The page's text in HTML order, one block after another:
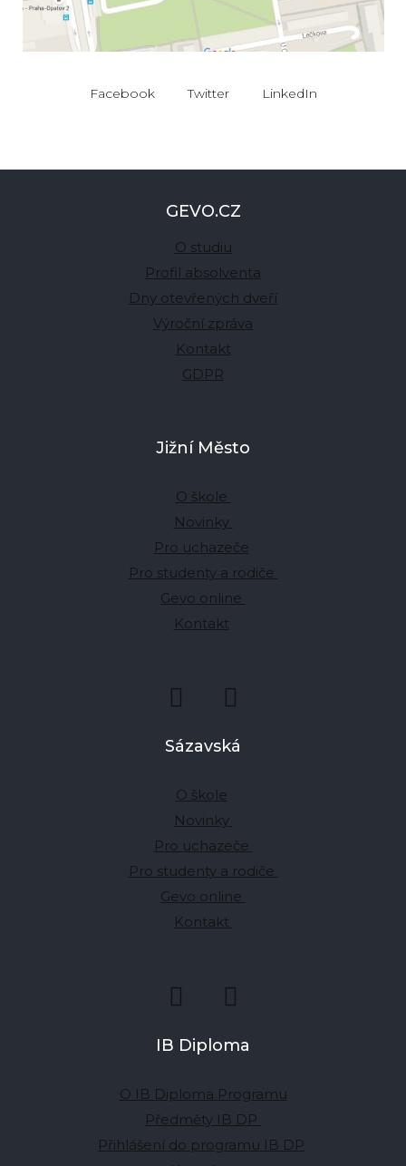
Facebook Twitter LinkedIn
GEVO.CZ
O studiu
Profil absolventa
Dny otevřených dveří
Výroční zpráva
Kontakt
GDPR
Jižní Město
O škole
Novinky
Pro uchazeče
Pro studenty a rodiče
Gevo online
Kontakt
Sázavská
O škole
Novinky
Pro uchazeče
Pro studenty a rodiče
Gevo online
Kontakt
IB Diploma
O IB Diploma Programu
Předměty IB DP
Přihlášení do programu IB DP